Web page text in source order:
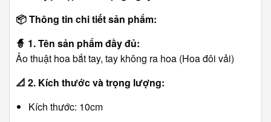
📦Thông tin chi tiết sản phẩm:
🧙 1. Tên sản phẩm đầy đủ:
Ảo thuật hoa bắt tay, tay không ra hoa (Hoa đôi vải)
📐 2. Kích thước và trọng lượng:
Kích thước: 10cm